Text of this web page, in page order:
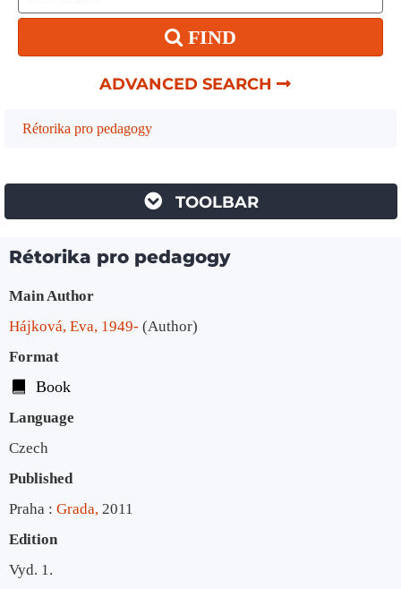
FIND
ADVANCED SEARCH
Rétorika pro pedagogy
TOOLBAR
Rétorika pro pedagogy
Bibliographic Details
Main Author
Hájková, Eva, 1949- (Author)
Format
Book
Language
Czech
Published
Praha : Grada, 2011
Edition
Vyd. 1.